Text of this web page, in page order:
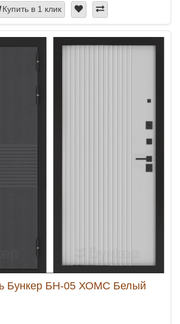
Купить в 1 клик
Бункер БН-05 ХОМС Белый